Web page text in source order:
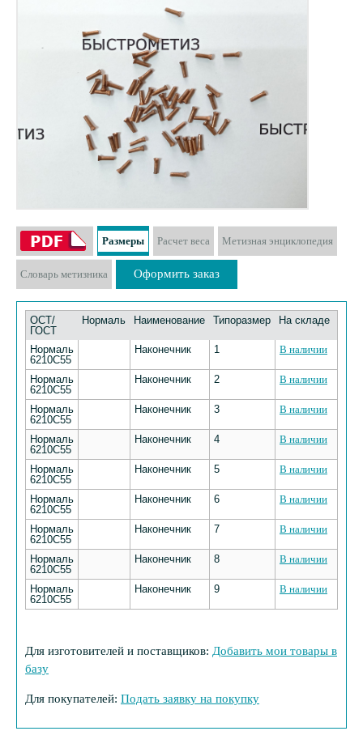
Размеры Расчет веса Метизная энциклопедия
Словарь метизника Оформить заказ
ОСТ/
ГОСТ
Нормаль Наименование Типоразмер На складе
Нормаль
6210С55
Наконечник 1 В наличии
Нормаль
6210С55
Наконечник 2 В наличии
Нормаль
6210С55
Наконечник 3 В наличии
Нормаль
6210С55
Наконечник 4 В наличии
Нормаль
6210С55
Наконечник 5 В наличии
Нормаль
6210С55
Наконечник 6 В наличии
Нормаль
6210С55
Наконечник 7 В наличии
Нормаль
6210С55
Наконечник 8 В наличии
Нормаль
6210С55
Наконечник 9 В наличии
Для изготовителей и поставщиков: Добавить мои товары в
базу
Для покупателей: Подать заявку на покупку